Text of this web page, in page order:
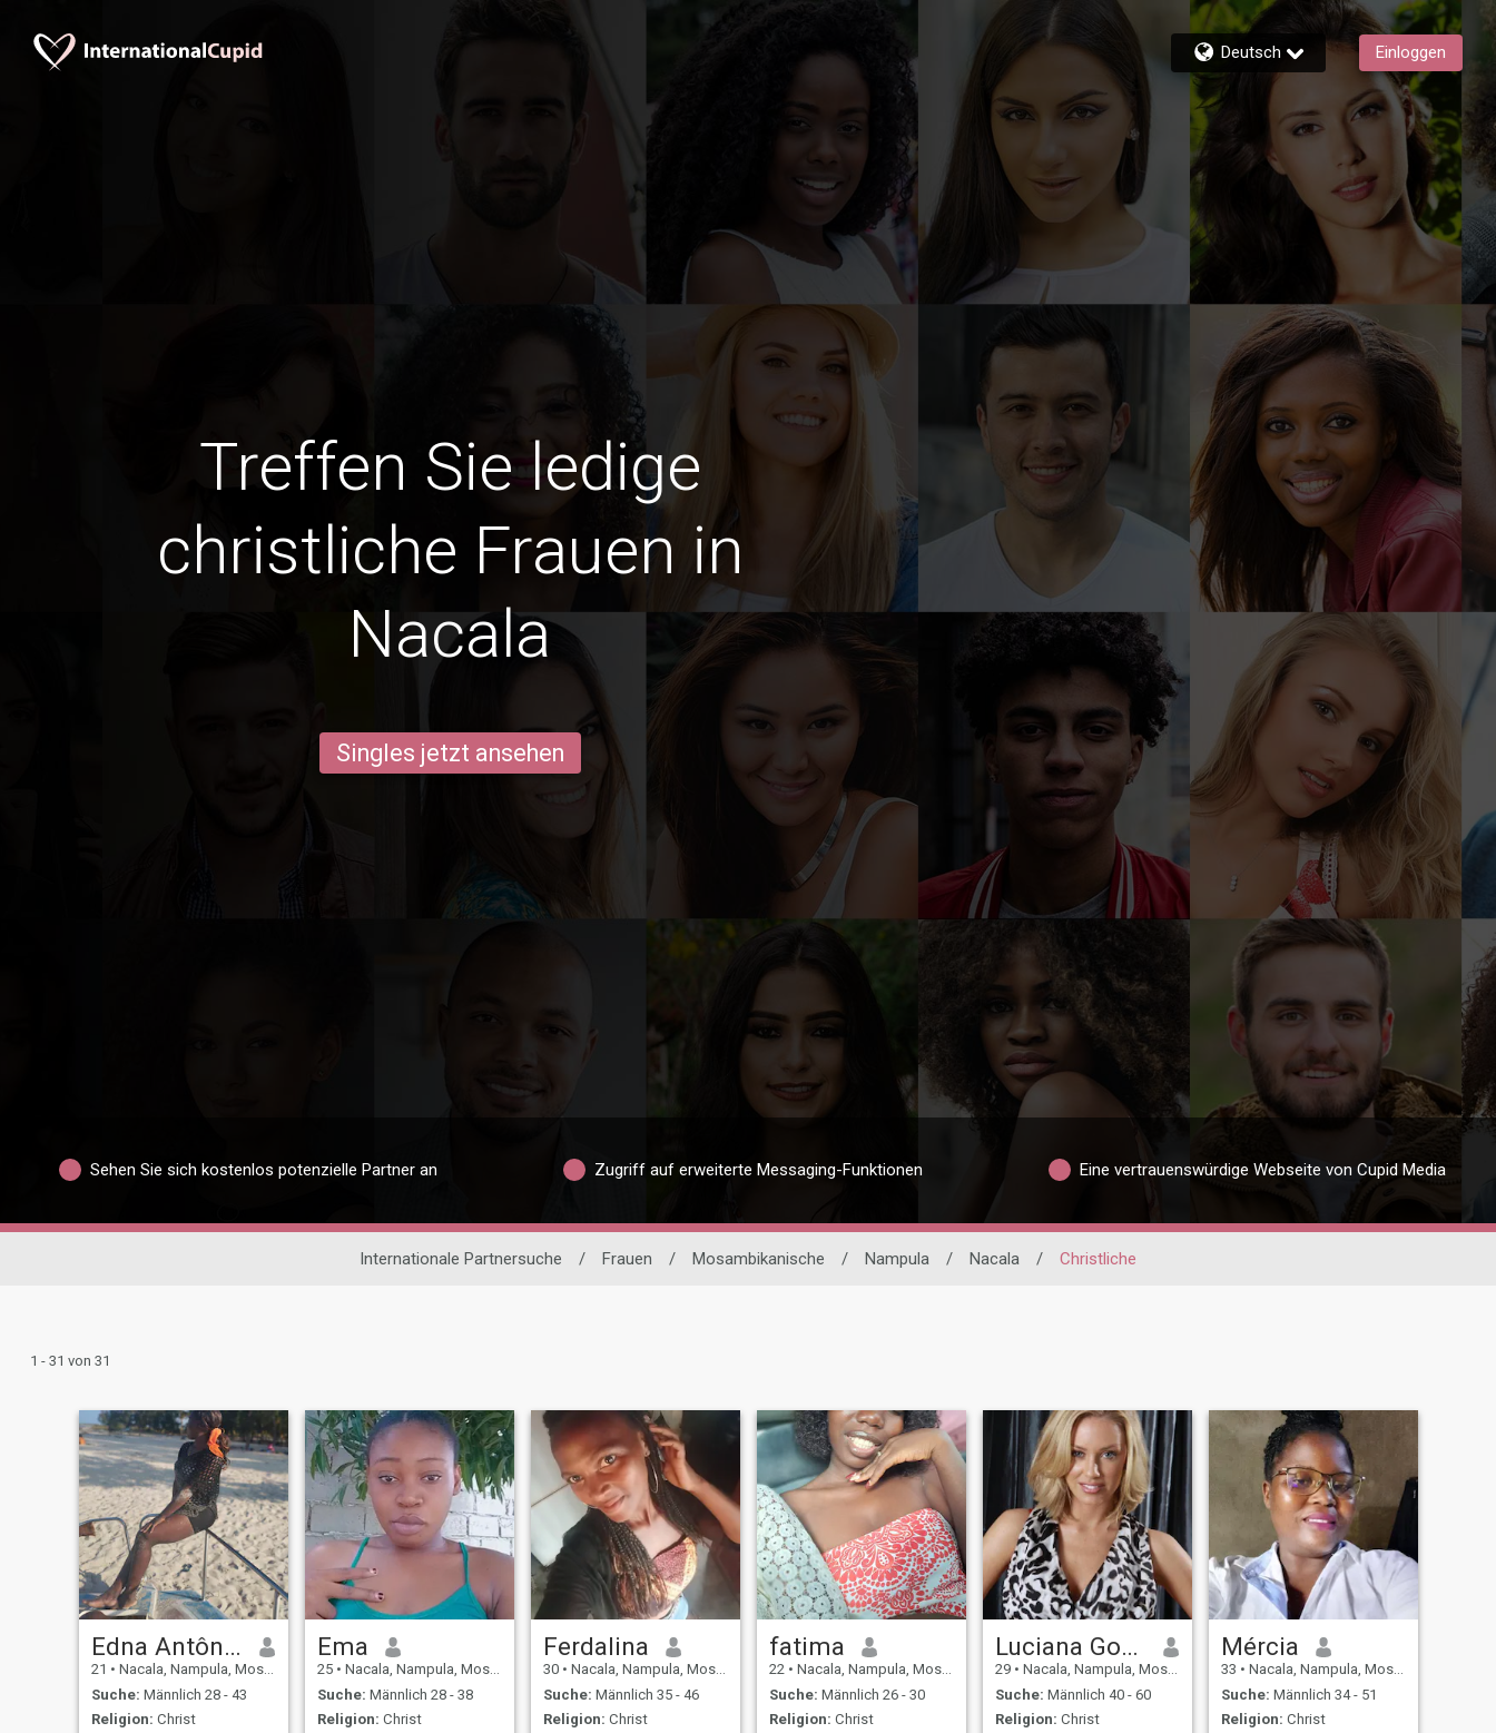
Deutsch Einloggen
Treffen Sie ledige
christliche Frauen in
Nacala
Singles jetzt ansehen
Sehen Sie sich kostenlos potenzielle Partner an Zugriff auf erweiterte Messaging-Funktionen Eine vertrauenswürdige Webseite von Cupid Media
Internationale Partnersuche / Frauen / Mosambikanische / Nampula / Nacala / Christliche
1 - 31 von 31
Edna Antônio Acuie Avucula
21 • Nacala, Nampula, Mosambik
Suche: Männlich 28 - 43
Religion: Christ
Ema
25 • Nacala, Nampula, Mosambik
Suche: Männlich 28 - 38
Religion: Christ
Ferdalina
30 • Nacala, Nampula, Mosambik
Suche: Männlich 35 - 46
Religion: Christ
fatima
22 • Nacala, Nampula, Mosambik
Suche: Männlich 26 - 30
Religion: Christ
Luciana Gonçalves
29 • Nacala, Nampula, Mosambik
Suche: Männlich 40 - 60
Religion: Christ
Mércia
33 • Nacala, Nampula, Mosambik
Suche: Männlich 34 - 51
Religion: Christ